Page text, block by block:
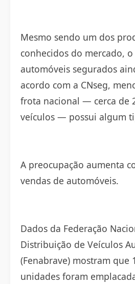
Mesmo sendo um dos
conhecidos do mercado,
automóveis segurados
acordo com a CNseg,
frota nacional — cerca de
veículos — possui algum
A preocupação aumenta
vendas de automóveis.
Dados da Federação
Distribuição de Veículos
(Fenabrave) mostram que
unidades foram